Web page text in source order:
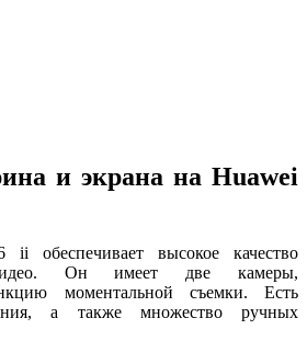
и экрана на Huawei
обеспечивает высокое качество
Он имеет две камеры,
моментальной съемки. Есть
а также множество ручных